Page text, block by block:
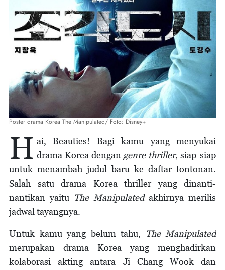
Poster drama Korea The Manipulated/ Foto: Disney+
H ai, Beauties! Bagi kamu yang menyukai
drama Korea dengan genre thriller, siap-siap
untuk menambah judul baru ke daftar tontonan.
Salah satu drama Korea thriller yang dinanti-
nantikan yaitu The Manipulatedakhirnya merilis
jadwal tayangnya.
Untuk kamu yang belum tahu,
The Manipulated
merupakan drama Korea yang menghadirkan
kolaborasi akting antara Ji Chang Wook dan